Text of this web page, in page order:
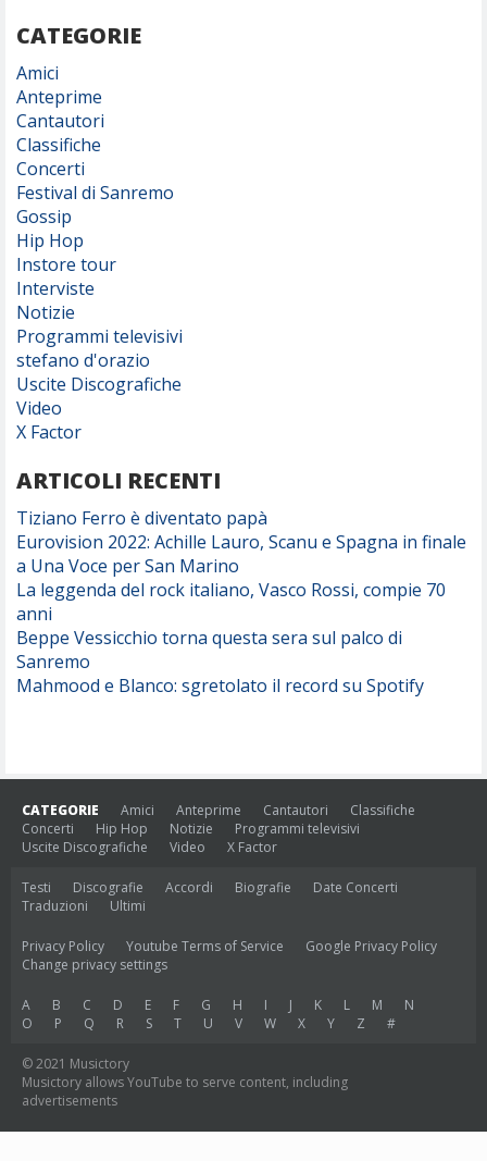
CATEGORIE
Amici
Anteprime
Cantautori
Classifiche
Concerti
Festival di Sanremo
Gossip
Hip Hop
Instore tour
Interviste
Notizie
Programmi televisivi
stefano d'orazio
Uscite Discografiche
Video
X Factor
ARTICOLI RECENTI
Tiziano Ferro è diventato papà
Eurovision 2022: Achille Lauro, Scanu e Spagna in finale
a Una Voce per San Marino
La leggenda del rock italiano, Vasco Rossi, compie 70
anni
Beppe Vessicchio torna questa sera sul palco di
Sanremo
Mahmood e Blanco: sgretolato il record su Spotify
CATEGORIE Amici Anteprime Cantautori
Classifiche
Concerti
Hip Hop Notizie
Programmi televisivi
Uscite Discografiche
Video X Factor
Testi Discografie Accordi Biografie
Date Concerti
Traduzioni
Ultimi
Privacy Policy Youtube Terms of Service
Google Privacy Policy
Change privacy settings
A B C D E F G H I J K L M
N
O
P Q R S T U V W X Y Z #
© 2021 Musictory
Musictory allows YouTube to serve content, including
advertisements